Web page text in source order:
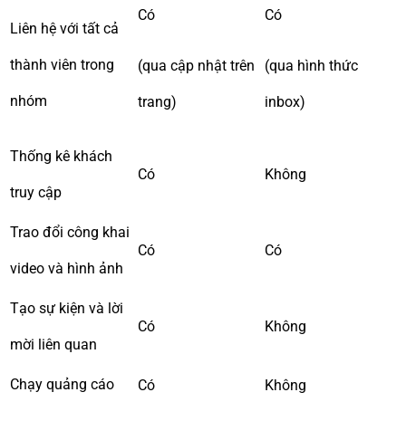
Liên hệ với tất cả
thành viên trong
nhóm
Có
(qua cập nhật trên
trang)
Có
(qua hình thức
inbox)
Thống kê khách
truy cập
Có Không
Trao đổi công khai
video và hình ảnh
Có Có
Tạo sự kiện và lời
mời liên quan
Có Không
Chạy quảng cáo Có Không